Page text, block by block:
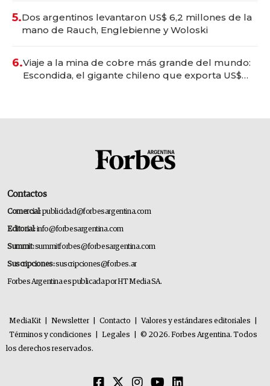
5.Dos argentinos levantaron US$ 6,2 millones de la
mano de Rauch, Englebienne y Woloski
6.Viaje a la mina de cobre más grande del mundo:
Escondida, el gigante chileno que exporta US$
Contactos
Comercial:publicidad@forbesargentina.com
Editorial:info@forbesargentina.com
Summit:summitforbes@forbesargentina.com
Suscripciones:suscripciones@forbes.ar
Forbes Argentina es publicada por HT Media SA.
MediaKit Newsletter Contacto Valores y estándares editoriales
Términos y condiciones
Legales
© 2026. Forbes Argentina. Todos
los derechos reservados.